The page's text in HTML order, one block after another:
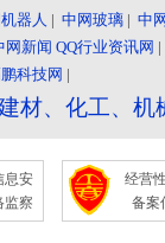
器人 | 中网玻璃 | 中
网新闻 QQ行业资讯网
科技网 |
材、化工、
息安
监察
经营
备案